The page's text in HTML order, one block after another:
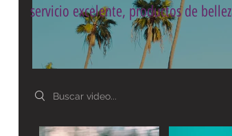
servicio excelente, productos de
Search videos